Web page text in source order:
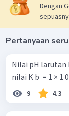
Dengan
Pertanyaan
Nilai pH larutan
nilai K b ​ = 1 × 1
9 4.3